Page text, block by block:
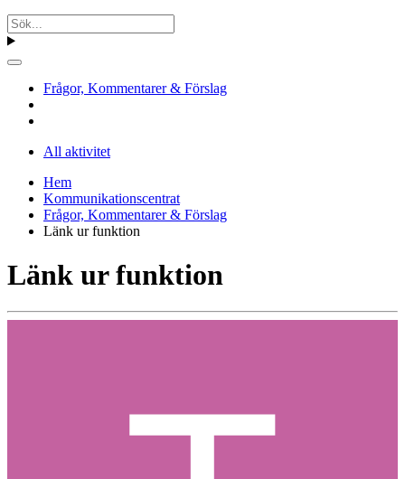
Frågor, Kommentarer & Förslag
All aktivitet
Hem
Kommunikationscentrat
Frågor, Kommentarer & Förslag
Länk ur funktion
Länk ur funktion